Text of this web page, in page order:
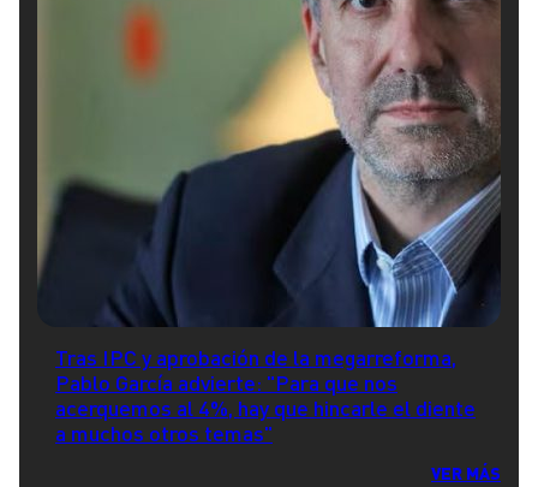
Tras IPC y aprobación de la megarreforma,
Pablo García advierte: "Para que nos
acerquemos al 4%, hay que hincarle el diente
a muchos otros temas"
VER MÁS